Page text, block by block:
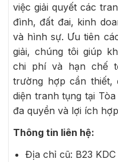
việc giải quyết các
đình, đất đai, kinh
và hình sự. Ưu tiên
giải, chúng tôi giúp
chi phí và hạn chế
trường hợp cần thiết,
diện tranh tụng tại
đa quyền và lợi ích
Thông tin liên hệ:
Địa chỉ cũ: B23